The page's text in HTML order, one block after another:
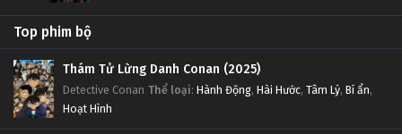
Top phim bộ
Thám Tử Lừng Danh Conan (2025)
Detective Conan Thể loại: Hành Động, Hài Hước, Tâm Lý, Bí ẩn,
Hoạt Hình